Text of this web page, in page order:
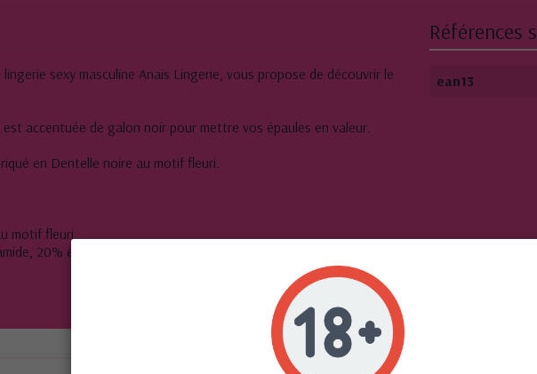
lingerie sexy masculine Anaïs Lingerie, vous propose de découvrir le
accentuée de galon noir pour mettre vos épaules en valeur.
en Dentelle noire au motif fleuri.
motif fleuri
20% élasthanne
Références
ean13
10 autres produits dans la même